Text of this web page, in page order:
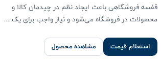
قفسه فروشگاهی باعث ایجاد نظم در چیدمان کالا و
محصولات در فروشگاه می‌شود و نیاز واجب برای یک ...
استعلام قیمت مشاهده محصول